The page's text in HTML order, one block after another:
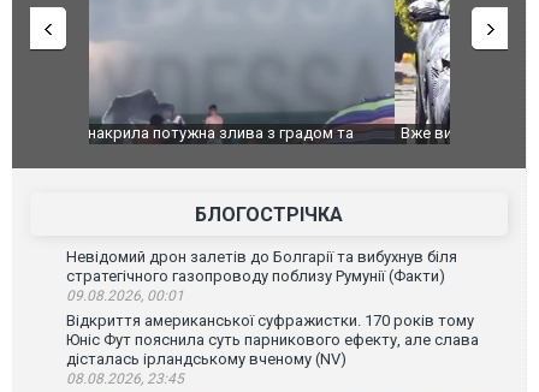
Вже вивели на тести: Ferrari готує оновлення
Вийшов
фільму
БЛОГОСТРІЧКА
Невідомий дрон залетів до Болгарії та вибухнув біля
стратегічного газопроводу поблизу Румунії (Факти)
09.08.2026, 00:01
Відкриття американської суфражистки. 170 років тому
Юніс Фут пояснила суть парникового ефекту, але слава
дісталась ірландському вченому (NV)
08.08.2026, 23:45